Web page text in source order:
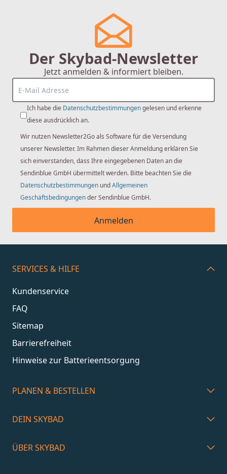
Der Skybad-Newsletter
Jetzt anmelden & informiert bleiben.
Ich habe die Datenschutzbestimmungengelesen und erkenne
diese ausdrücklich an.
Wir nutzen Newsletter2Go als Software für die Versendung
unserer Newsletter. Im Rahmen dieser Anmeldung erklären Sie
sich einverstanden, dass Ihre eingegebenen Daten an die
Sendinblue GmbH übermittelt werden. Bitte beachten Sie die
Datenschutzbestimmungen undAllgemeinen
Geschäftsbedingungender Sendinblue GmbH.
Anmelden
SERVICES & HILFE
Kundenservice
FAQ
Sitemap
Barrierefreiheit
Hinweise zur Batterieentsorgung
PLANEN & BESTELLEN
DEIN SKYBAD
ÜBER SKYBAD